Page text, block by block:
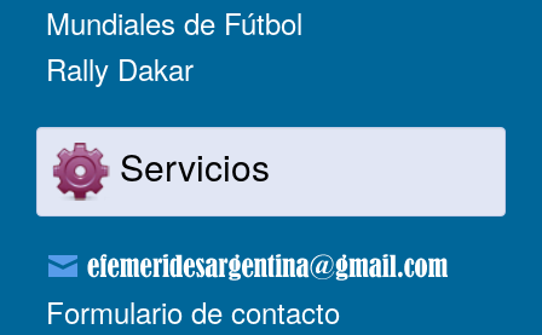
Mundiales de Fútbol
Rally Dakar
Servicios
Formulario de contacto